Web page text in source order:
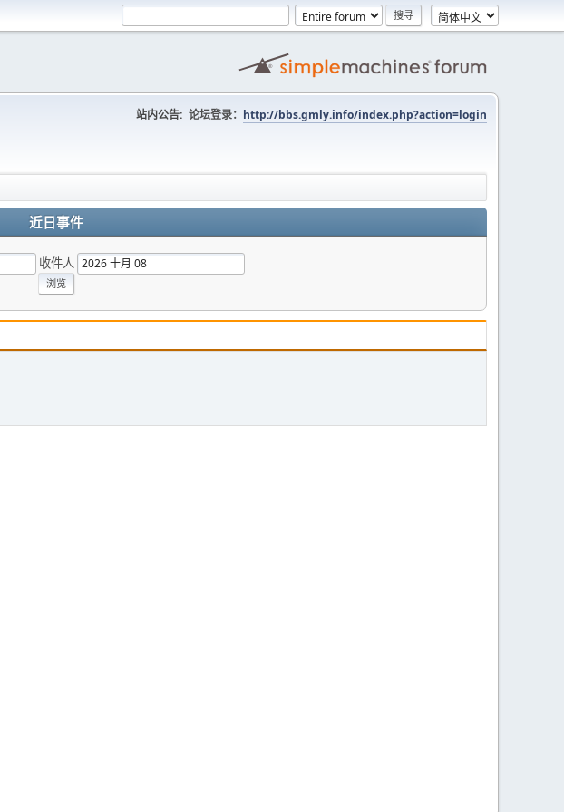
站内公告: 论坛登录： http://bbs.gmly.info/index.php?action=login
近日事件
收件人